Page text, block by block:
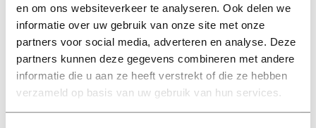
en om ons websiteverkeer te analyseren. Ook delen we
informatie over uw gebruik van onze site met onze
partners voor social media, adverteren en analyse. Deze
partners kunnen deze gegevens combineren met andere
informatie die u aan ze heeft verstrekt of die ze hebben
verzameld op basis van uw gebruik van hun services.
Vlog: Inbreken op de campus
05 februari 2018